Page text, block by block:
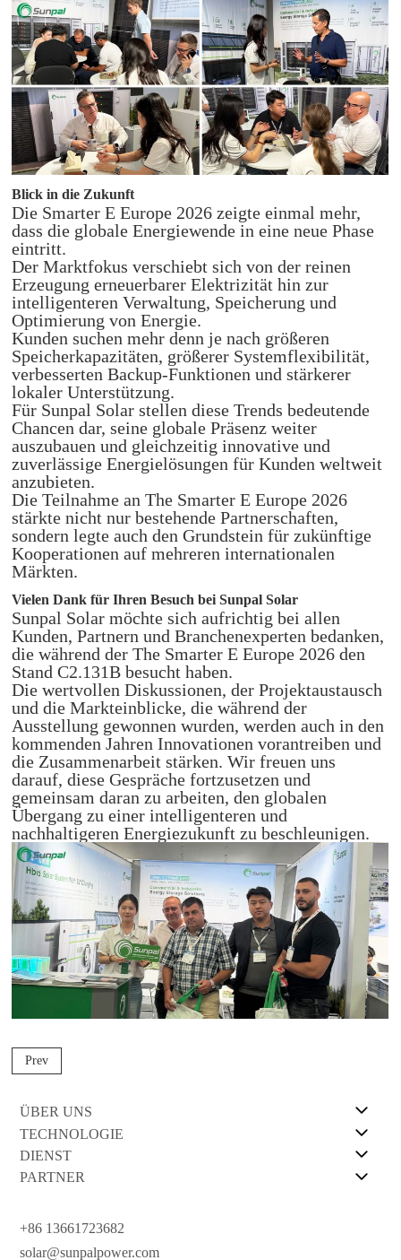
Blick in die Zukunft
Die Smarter E Europe 2026 zeigte einmal mehr,
dass die globale Energiewende in eine neue Phase
eintritt.
Der Marktfokus verschiebt sich von der reinen
Erzeugung erneuerbarer Elektrizität hin zur
intelligenteren Verwaltung, Speicherung und
Optimierung von Energie.
Kunden suchen mehr denn je nach größeren
Speicherkapazitäten, größerer Systemflexibilität,
verbesserten Backup-Funktionen und stärkerer
lokaler Unterstützung.
Für Sunpal Solar stellen diese Trends bedeutende
Chancen dar, seine globale Präsenz weiter
auszubauen und gleichzeitig innovative und
zuverlässige Energielösungen für Kunden weltweit
anzubieten.
Die Teilnahme an The Smarter E Europe 2026
stärkte nicht nur bestehende Partnerschaften,
sondern legte auch den Grundstein für zukünftige
Kooperationen auf mehreren internationalen
Märkten.
Vielen Dank für Ihren Besuch bei Sunpal Solar
Sunpal Solar möchte sich aufrichtig bei allen
Kunden, Partnern und Branchenexperten bedanken,
die während der The Smarter E Europe 2026 den
Stand C2.131B besucht haben.
Die wertvollen Diskussionen, der Projektaustausch
und die Markteinblicke, die während der
Ausstellung gewonnen wurden, werden auch in den
kommenden Jahren Innovationen vorantreiben und
die Zusammenarbeit stärken. Wir freuen uns
darauf, diese Gespräche fortzusetzen und
gemeinsam daran zu arbeiten, den globalen
Übergang zu einer intelligenteren und
nachhaltigeren Energiezukunft zu beschleunigen.
Prev
ÜBER UNS
TECHNOLOGIE
DIENST
PARTNER
+86 13661723682
solar@sunpalpower.com